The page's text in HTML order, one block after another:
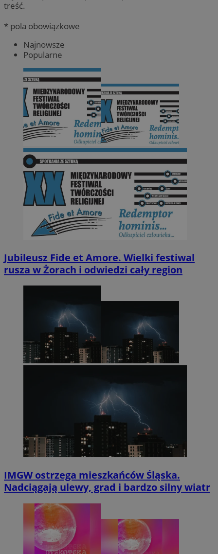
treść.
* pola obowiązkowe
Najnowsze
Popularne
Jubileusz Fide et Amore. Wielki festiwal
rusza w Żorach i odwiedzi cały region
IMGW ostrzega mieszkańców Śląska.
Nadciągają ulewy, grad i bardzo silny wiatr